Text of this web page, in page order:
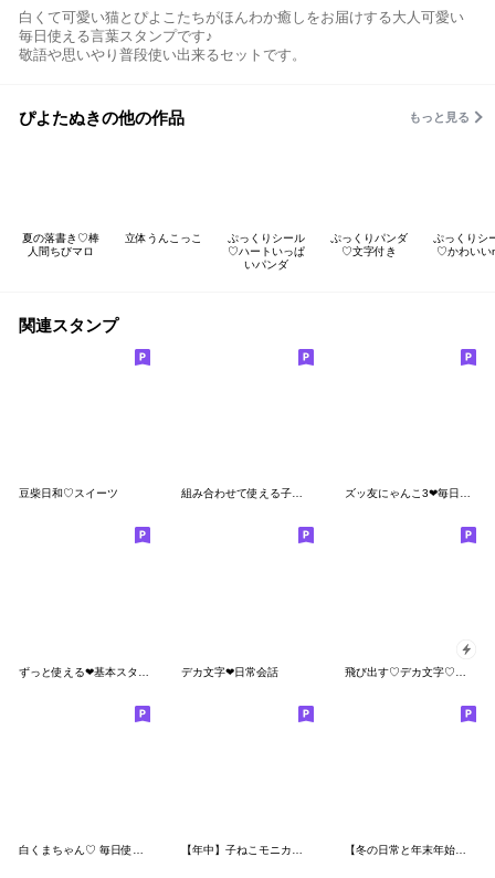
白くて可愛い猫とぴよこたちがほんわか癒しをお届けする大人可愛い
毎日使える言葉スタンプです♪
敬語や思いやり普段使い出来るセットです。
ぴよたぬきの他の作品 もっと見る
夏の落書き♡棒
人間ちびマロ
立体うんこっこ
ぷっくりシール
♡ハートいっぱ
いパンダ
ぷっくりパンダ
♡文字付き
ぷっくりシ
♡かわいい
関連スタンプ
豆柴日和♡スイーツ 組み合わせて使える子ねこモニカのスタンプ ズッ友にゃんこ3❤毎日使える
デカ文字❤日常会話
【冬の日常と年末年始♡うさぎとにゃんこ】